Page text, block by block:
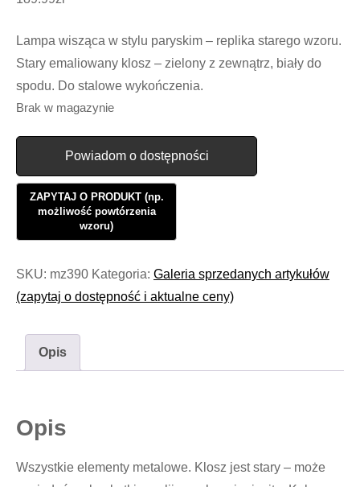
Lampa wisząca w stylu paryskim – replika starego wzoru.
Stary emaliowany klosz – zielony z zewnątrz, biały do
spodu. Do stalowe wykończenia.
Brak w magazynie
Powiadom o dostępności
SKU: mz390 Kategoria: Galeria sprzedanych artykułów
(zapytaj o dostępność i aktualne ceny)
Opis
Opis
Wszystkie elementy metalowe. Klosz jest stary – może